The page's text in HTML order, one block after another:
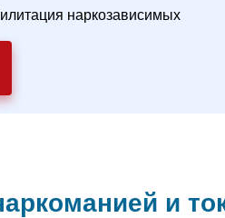
наркозависимых
и